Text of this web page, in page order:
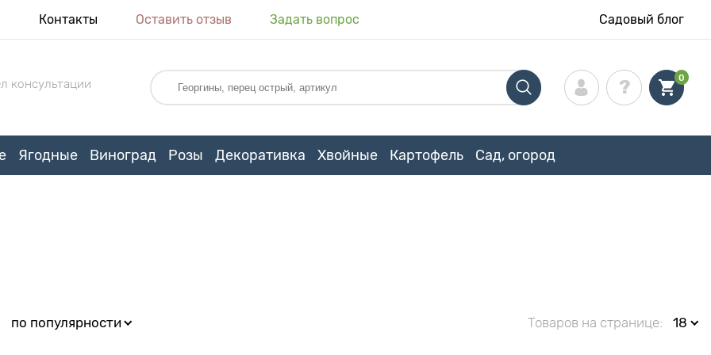
Контакты Оставить отзыв Задать вопрос Садовый блог
консультации 0
Ягодные Виноград Розы Декоративка Хвойные Картофель Сад, огород
по популярности Товаров на странице: 18